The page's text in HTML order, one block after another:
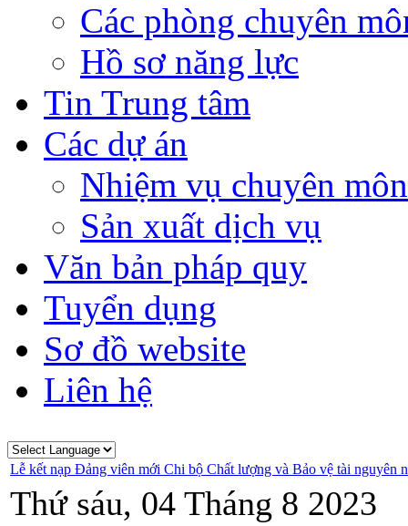
Các phòng chuyên
Hồ sơ năng lực
Tin Trung tâm
Các dự án
Nhiệm vụ chuyên môn
Sản xuất dịch vụ
Văn bản pháp quy
Tuyển dụng
Sơ đồ website
Liên hệ
Lễ kết nạp Đảng viên mới Chi bộ Chất lượng và Bảo vệ tài nguyên
Thứ sáu, 04 Tháng 8 2023